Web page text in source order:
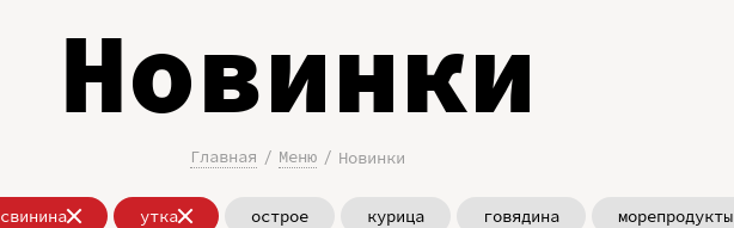
Новинки
Главная Меню Новинки
свинина утка острое курица говядина морепродукты